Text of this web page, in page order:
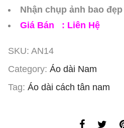
Nhận chụp ảnh bao
Giá Bán : Liên Hệ
SKU: AN14
Category: Áo dài Nam
Tag: Áo dài cách tân nam